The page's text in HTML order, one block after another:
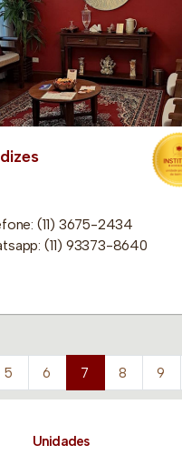
(11) 3675-2434
(11) 93373-8640
5 6 7 8 9
Unidades